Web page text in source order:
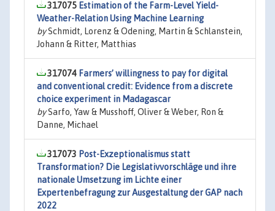
317075 Estimation of the Farm-Level Yield-
Weather-Relation Using Machine Learning
bySchmidt, Lorenz & Odening, Martin & Schlanstein,
Johann & Ritter, Matthias
317074 Farmers’ willingness to pay for digital
and conventional credit: Evidence from a discrete
choice experiment in Madagascar
bySarfo, Yaw & Musshoff, Oliver & Weber, Ron &
Danne, Michael
317073 Post-Exzeptionalismus statt
Transformation? Die Legislativvorschläge und ihre
nationale Umsetzung im Lichte einer
Expertenbefragung zur Ausgestaltung der GAP nach
2022